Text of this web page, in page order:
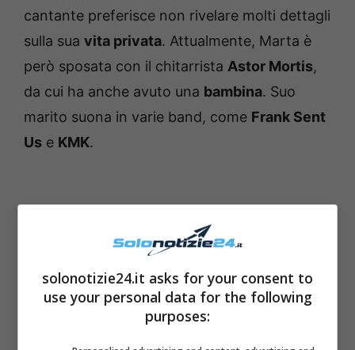
cantante preferisce non rivelare molti dettagli
sulla sua vita privata. Attualmente, Marta è
però sposata con il chitarrista Astor Mortis,
da cui ha anche avuto una bambina. Suo
marito suona in varie band, come Frank Sent
Us e KMK.
solonotizie24.it asks for your consent to
use your personal data for the following
purposes: